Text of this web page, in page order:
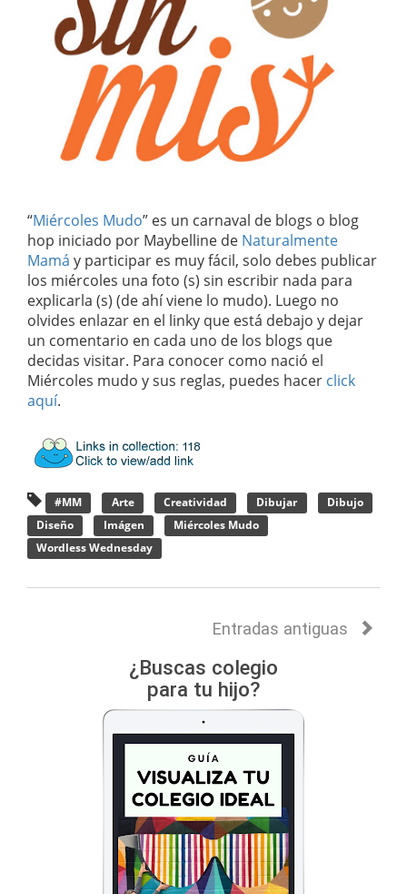
“Miércoles Mudo” es un carnaval de blogs o blog
hop iniciado por Maybelline de Naturalmente
Mamá y participar es muy fácil, solo debes publicar
los miércoles una foto (s) sin escribir nada para
explicarla (s) (de ahí viene lo mudo). Luego no
olvides enlazar en el linky que está debajo y dejar
un comentario en cada uno de los blogs que
decidas visitar. Para conocer como nació el
Miércoles mudo y sus reglas, puedes hacer click
aquí.
#MM Arte Creatividad Dibujar
Dibujo
Diseño
Imágen
Miércoles Mudo
Wordless Wednesday
Entradas antiguas
¿Buscas colegio
para tu hijo?